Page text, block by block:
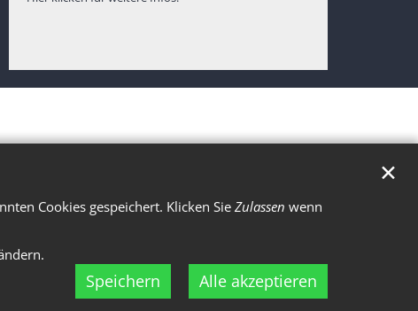
Cookies gespeichert. Klicken Sie Zulassen wenn
Speichern Alle akzeptieren
✕